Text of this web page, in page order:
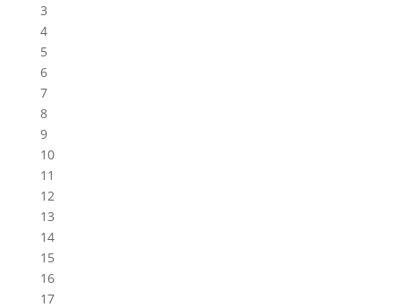
3
4
5
6
7
8
9
10
11
12
13
14
15
16
17